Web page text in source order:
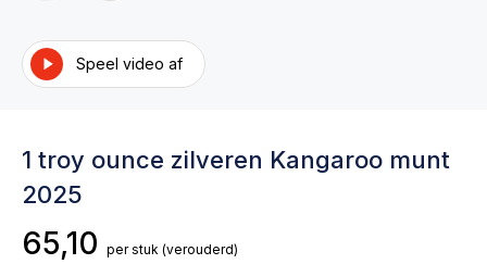
Speel video af
1 troy ounce zilveren Kangaroo munt
2025
65,10 per stuk (verouderd)